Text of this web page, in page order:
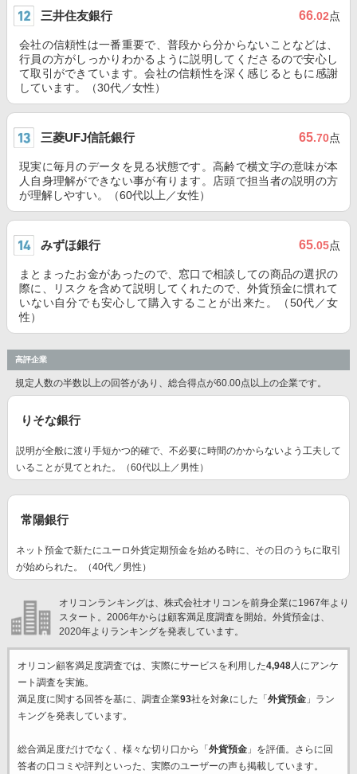
三井住友銀行 66.02点
会社の信頼性は一番重要で、普段から分からないことなどは、
行員の方がしっかりわかるように説明してくださるので安心し
て取引ができています。会社の信頼性を深く感じるともに感謝
しています。（30代／女性）
三菱UFJ信託銀行 65.70点
現実に毎月のデータを見る状態です。高齢で横文字の意味が本
人自身理解ができない事が有ります。店頭で担当者の説明の方
が理解しやすい。（60代以上／女性）
みずほ銀行 65.05点
まとまったお金があったので、窓口で相談しての商品の選択の
際に、リスクを含めて説明してくれたので、外貨預金に慣れて
いない自分でも安心して購入することが出来た。（50代／女
性）
高評企業
規定人数の半数以上の回答があり、総合得点が60.00点以上の企業です。
りそな銀行
説明が全般に渡り手短かつ的確で、不必要に時間のかからないよう工夫して
いることが見てとれた。（60代以上／男性）
常陽銀行
ネット預金で新たにユーロ外貨定期預金を始める時に、その日のうちに取引
が始められた。（40代／男性）
オリコンランキングは、株式会社オリコンを前身企業に1967年より
スタート。2006年からは顧客満足度調査を開始。外貨預金は、
2020年よりランキングを発表しています。
オリコン顧客満足度調査では、実際にサービスを利用した4,948人にアンケ
ート調査を実施。
満足度に関する回答を基に、調査企業93社を対象にした「 外貨預金」ラン
キングを発表しています。
総合満足度だけでなく、様々な切り口から「 外貨預金」を評価。さらに回
答者の口コミや評判といった、実際のユーザーの声も掲載しています。